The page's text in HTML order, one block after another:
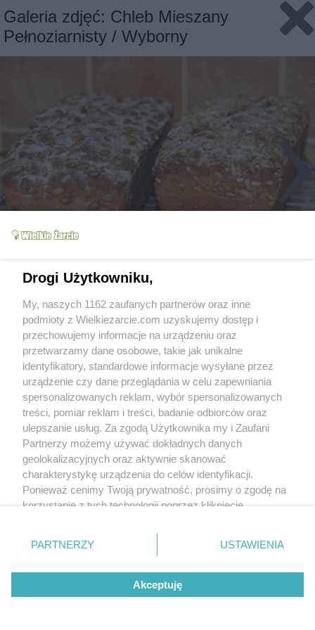
Galeria zdjęć: Chleb Mieszany
Pełnoziarnisty / Wyborny
Slajd 1/5
Drogi Użytkowniku,
My, naszych 1162 zaufanych partnerów oraz inne
podmioty z Wielkiezarcie.com uzyskujemy dostęp i
przechowujemy informacje na urządzeniu oraz
przetwarzamy dane osobowe, takie jak unikalne
identyfikatory, standardowe informacje wysyłane przez
urządzenie czy dane przeglądania w celu zapewniania
spersonalizowanych reklam, wybór spersonalizowanych
treści, pomiar reklam i treści, badanie odbiorców oraz
ulepszanie usług. Za zgodą Użytkownika my i Zaufani
Partnerzy możemy używać dokładnych danych
geolokalizacyjnych oraz aktywnie skanować
charakterystykę urządzenia do celów identyfikacji.
Ponieważ cenimy Twoją prywatność, prosimy o zgodę na
korzystanie z tych technologii poprzez kliknięcie
zmienić/wycofać klikając przycisk ustawień prywatności
znajdujący się w lewym dolnym rogu strony
rodzaje przetwarzania danych nie wymagają zgody
użytkownika, ale masz prawo sprzeciwić się takiemu
przetwarzaniu. Preferencje będą miały zastosowania tylko
PARTNERZY USTAWIENIA
Akceptuję